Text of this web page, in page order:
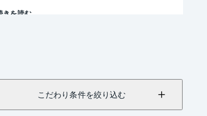
きを読む
こだわり条件を絞り込む